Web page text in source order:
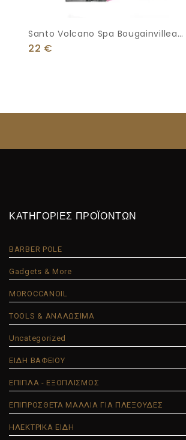
Santo Volcano Spa Bougainvillea
Καλλυντικός Ορός – Λάδι Για Μαλλιά &
22 €
ΚΑΤΗΓΟΡΙΕΣ ΠΡΟΪΟΝΤΩΝ
BARBER POLE
Gadgets & More
MOROCCANOIL
TOOLS & ΑΝΑΛΩΣΙΜΑ
Uncategorized
ΕΙΔΗ ΒΑΦΕΙΟΥ
ΕΠΙΠΛΑ - ΕΞΟΠΛΙΣΜΟΣ
ΕΠΙΠΡΟΣΘΕΤΑ ΜΑΛΛΙΑ ΓΙΑ ΠΛΕΞΟΥΔΕΣ
ΗΛΕΚΤΡΙΚΑ ΕΙΔΗ